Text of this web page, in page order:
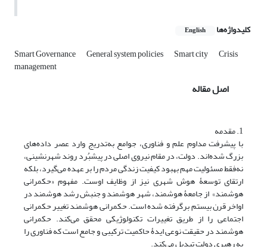
کلیدواژه‌ها English
Smart Governance General system policies Smart city Crisis
management
اصل مقاله
1. مقدمه
با پیشرفت مداوم علم و فناوری، جوامع به‌تدریج وارد عصر داده‌های
بزرگ شده‌اند. دولت، در مقام نیروی اصلی در پیشبُرد روند شهرنشینی،
نه‌فقط مسئولیت مهم بهبود کیفیت زندگی مردم را بر عهده می‌گیرد، بلکه
ارتقای توسعۀ هوش شهری نیز از وظایف اوست. مفهوم «حکمرانی
هوشمند» از جامعۀ هوشمند، شهر هوشمند و جنبش رشد هوشمند در
اواخر قرن بیستم برگرفته شده است. حکمرانی هوشمند تغییر حکمرانی
اجتماعی را از طریق تغییرات تکنولوژیکی محقق می‌کند. حکمرانی
هوشمند در حقیقت نوعی ایدۀ حاکمیت ترکیبی و جامع است که فناوری را